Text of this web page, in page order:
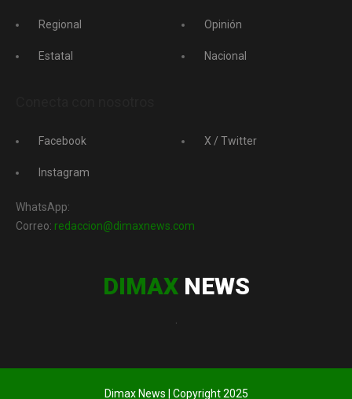
Regional
Estatal
Opinión
Nacional
Facebook
Instagram
X / Twitter
WhatsApp:
Correo: redaccion@dimaxnews.com
DIMAXNEWS
Dimax News | Copyright 2025